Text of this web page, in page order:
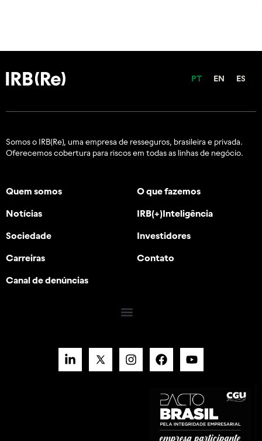
PT EN ES
Somos o IRB(Re), uma empresa de resseguros, brasileira e privada.
Oferecemos cobertura para riscos em todas as linhas de negócio.
Quem somos O que fazemos
Notícias IRB(+)Inteligência
Sociedade Investidores
Carreiras Contato
Canal de denúncias